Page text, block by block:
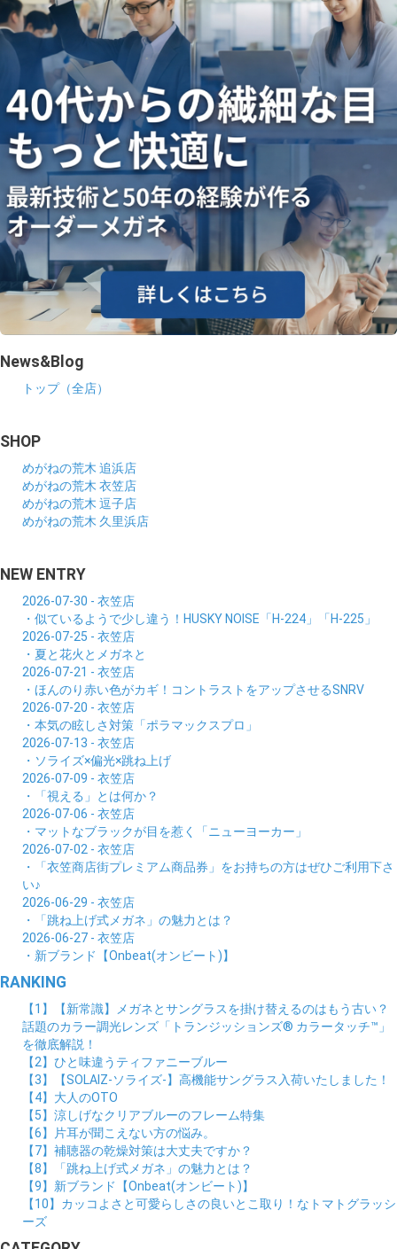
News&Blog
トップ（全店）
SHOP
めがねの荒木 追浜店
めがねの荒木 衣笠店
めがねの荒木 逗子店
めがねの荒木 久里浜店
NEW ENTRY
2026-07-30 - 衣笠店
・似ているようで少し違う！HUSKY NOISE「H-224」「H-225」
2026-07-25 - 衣笠店
・夏と花火とメガネと
2026-07-21 - 衣笠店
・ほんのり赤い色がカギ！コントラストをアップさせるSNRV
2026-07-20 - 衣笠店
・本気の眩しさ対策「ポラマックスプロ」
2026-07-13 - 衣笠店
・ソライズ×偏光×跳ね上げ
2026-07-09 - 衣笠店
・「視える」とは何か？
2026-07-06 - 衣笠店
・マットなブラックが目を惹く「ニューヨーカー」
2026-07-02 - 衣笠店
・「衣笠商店街プレミアム商品券」をお持ちの方はぜひご利用下さ
い♪
2026-06-29 - 衣笠店
・「跳ね上げ式メガネ」の魅力とは？
2026-06-27 - 衣笠店
・新ブランド【Onbeat(オンビート)】
RANKING
【1】【新常識】メガネとサングラスを掛け替えるのはもう古い？
話題のカラー調光レンズ「トランジッションズ® カラータッチ™」
を徹底解説！
【2】ひと味違うティファニーブルー
【3】【SOLAIZ-ソライズ-】高機能サングラス入荷いたしました！
【4】大人のOTO
【5】涼しげなクリアブルーのフレーム特集
【6】片耳が聞こえない方の悩み。
【7】補聴器の乾燥対策は大丈夫ですか？
【8】「跳ね上げ式メガネ」の魅力とは？
【9】新ブランド【Onbeat(オンビート)】
【10】カッコよさと可愛らしさの良いとこ取り！なトマトグラッシ
ーズ